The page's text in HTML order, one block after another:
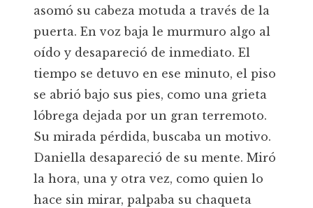
asomó su cabeza motuda a través de la
puerta. En voz baja le murmuro algo al
oído y desapareció de inmediato. El
tiempo se detuvo en ese minuto, el piso
se abrió bajo sus pies, como una grieta
lóbrega dejada por un gran terremoto.
Su mirada pérdida, buscaba un motivo.
Daniella desapareció de su mente. Miró
la hora, una y otra vez, como quien lo
hace sin mirar, palpaba su chaqueta